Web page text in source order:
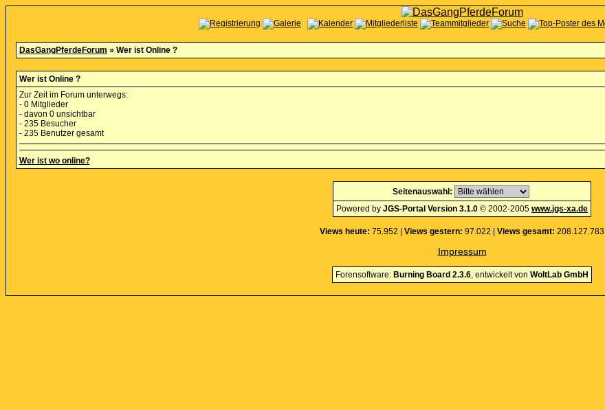
DasGangPferdeForum » Wer ist Online ?
Wer ist Online ?
Zur Zeit im Forum unterwegs:
- 0 Mitglieder
- davon 0 unsichtbar
- 235 Besucher
- 235 Benutzer gesamt
Wer ist wo online?
Seitenauswahl:
Powered by JGS-Portal Version 3.1.0 © 2002-2005 www.jgs-xa.de
Views heute: 75.952 | Views gestern: 97.022 | Views gesamt: 208.127.783
Impressum
Forensoftware: Burning Board 2.3.6, entwickelt von WoltLab GmbH